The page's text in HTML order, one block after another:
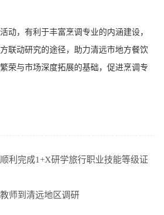
动，有利于丰富烹调专业的内涵建设，
联动研究的途径，助力清远市地方餐饮
荣与市场深度拓展的基础，促进烹调专
利完成1+X研学旅行职业技能等级证
师到清远地区调研